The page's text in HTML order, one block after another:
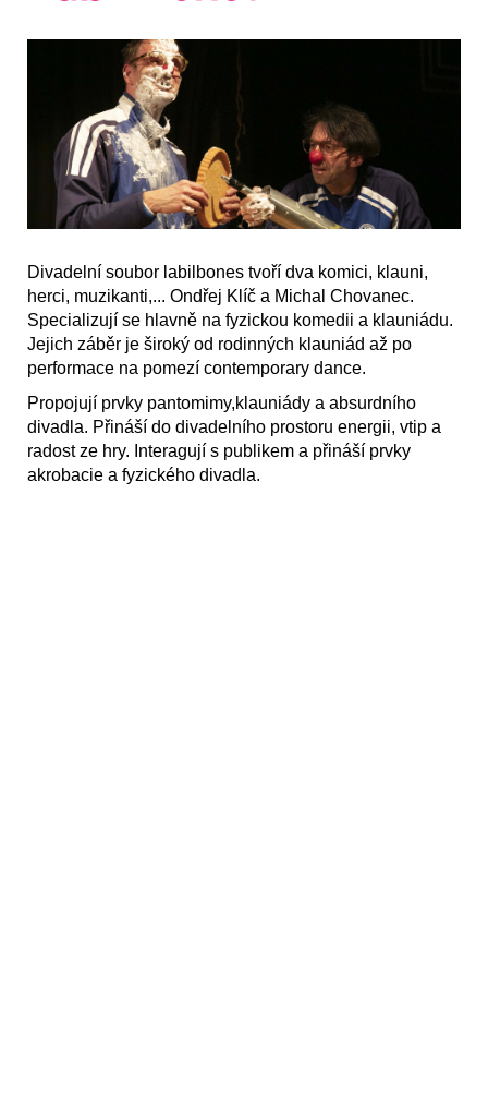
Divadelní soubor labilbones tvoří dva komici, klauni,
herci, muzikanti,... Ondřej Klíč a Michal Chovanec.
Specializují se hlavně na fyzickou komedii a klauniádu.
Jejich záběr je široký od rodinných klauniád až po
performace na pomezí contemporary dance.
Propojují prvky pantomimy,klauniády a absurdního
divadla. Přináší do divadelního prostoru energii, vtip a
radost ze hry. Interagují s publikem a přináší prvky
akrobacie a fyzického divadla.